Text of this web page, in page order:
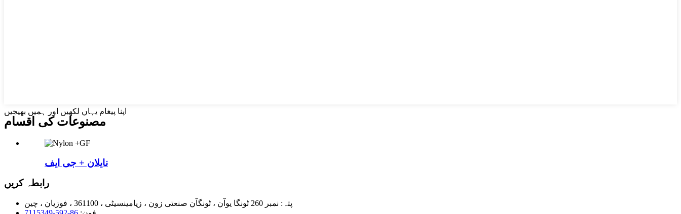
اپنا پیغام یہاں لکھیں اور ہمیں بھیجیں
مصنوعات کی اقسام
نایلان + جی ایف
رابطہ کریں
پتہ: نمبر 260 ٹونگا یوآن ، ٹونگآن صنعتی زون ، زیامینسیٹی ، 361100 ، فوزیان ، چین